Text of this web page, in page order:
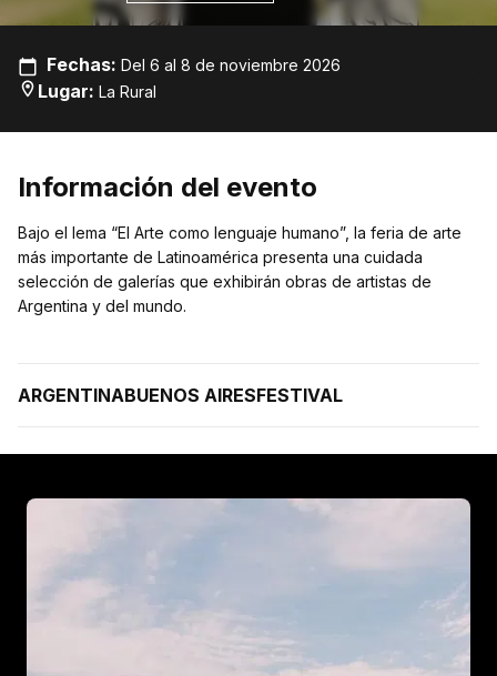
Fechas: Del 6 al 8 de noviembre 2026
Lugar: La Rural
Información del evento
Bajo el lema “El Arte como lenguaje humano”, la feria de arte
más importante de Latinoamérica presenta una cuidada
selección de galerías que exhibirán obras de artistas de
Argentina y del mundo.
ARGENTINABUENOS AIRESFESTIVAL